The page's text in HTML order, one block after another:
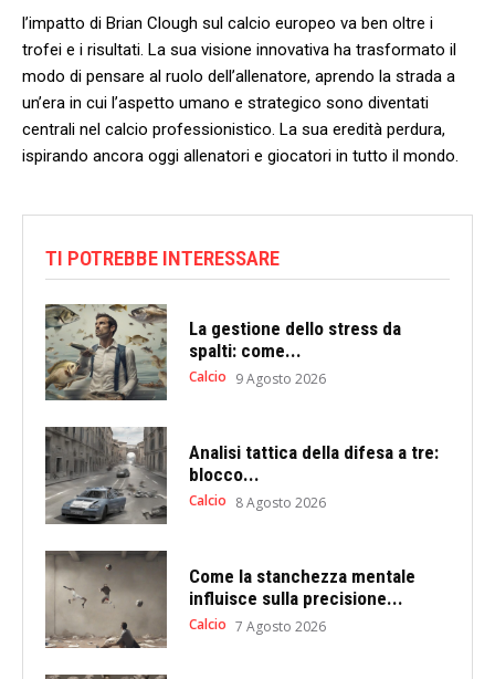
l’impatto di Brian Clough sul‍ calcio europeo‌ va ben oltre​ i
trofei e ‍i risultati. La sua‍ visione innovativa ha trasformato il
modo di‌ pensare ​al ⁣ruolo dell’allenatore, ⁣aprendo la strada a
un’era in⁢ cui l’aspetto⁤ umano e ⁤strategico sono diventati⁤
centrali nel calcio professionistico. La sua eredità perdura,
ispirando ⁣ancora ⁢oggi ‌allenatori e giocatori in tutto ​il ​mondo.
TI POTREBBE INTERESSARE
La gestione dello stress da
spalti: come...
Calcio 9 Agosto 2026
Analisi tattica della difesa a tre:
blocco...
Calcio 8 Agosto 2026
Come la stanchezza mentale
influisce sulla precisione...
Calcio 7 Agosto 2026